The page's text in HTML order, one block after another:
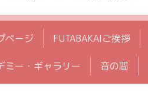
ページ FUTABAKAIご挨拶
ミー・ギャラリー 音の間